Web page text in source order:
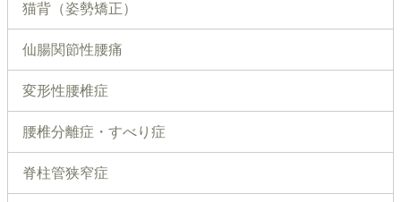
猫背（姿勢矯正）
仙腸関節性腰痛
変形性腰椎症
腰椎分離症・すべり症
脊柱管狭窄症